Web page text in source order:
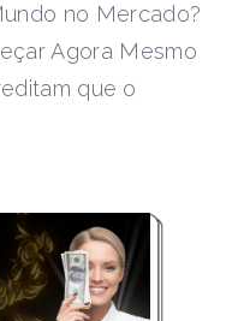
no Mercado?
Agora Mesmo
que o